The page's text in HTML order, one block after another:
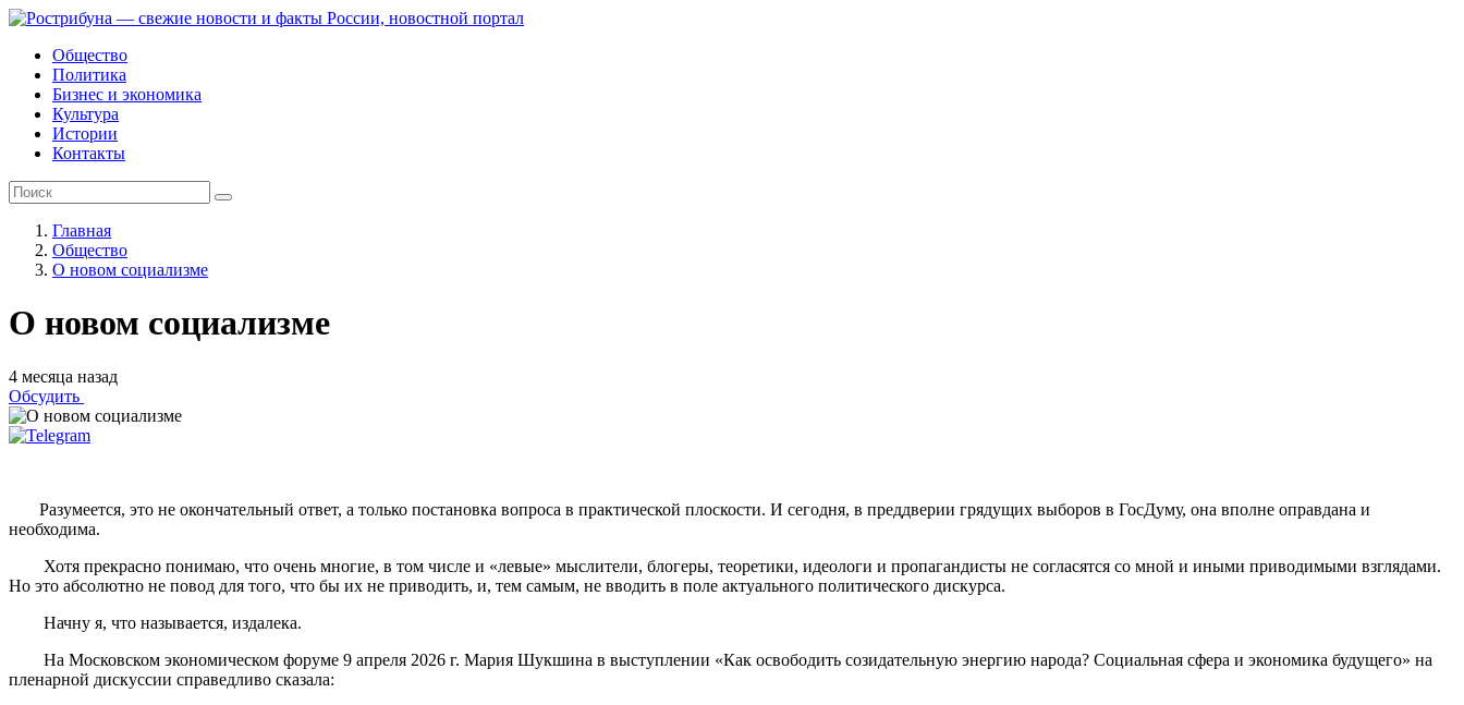
Общество
Политика
Бизнес и экономика
Культура
Истории
Контакты
Главная
Общество
О новом социализме
О новом социализме
4 месяца назад
Обсудить
Разумеется, это не окончательный ответ, а только постановка вопроса в практической плоскости. И сегодня, в преддверии грядущих выборов в ГосДуму, она вполне оправдана и
необходима.
Хотя прекрасно понимаю, что очень многие, в том числе и «левые» мыслители, блогеры, теоретики, идеологи и пропагандисты не согласятся со мной и иными приводимыми взглядами.
Но это абсолютно не повод для того, что бы их не приводить, и, тем самым, не вводить в поле актуального политического дискурса.
Начну я, что называется, издалека.
На Московском экономическом форуме 9 апреля 2026 г. Мария Шукшина в выступлении «Как освободить созидательную энергию народа? Социальная сфера и экономика будущего» на
пленарной дискуссии справедливо сказала: